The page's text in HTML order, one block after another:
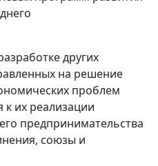
других
на решение
проблем
их реализации
предпринимательства
союзы и